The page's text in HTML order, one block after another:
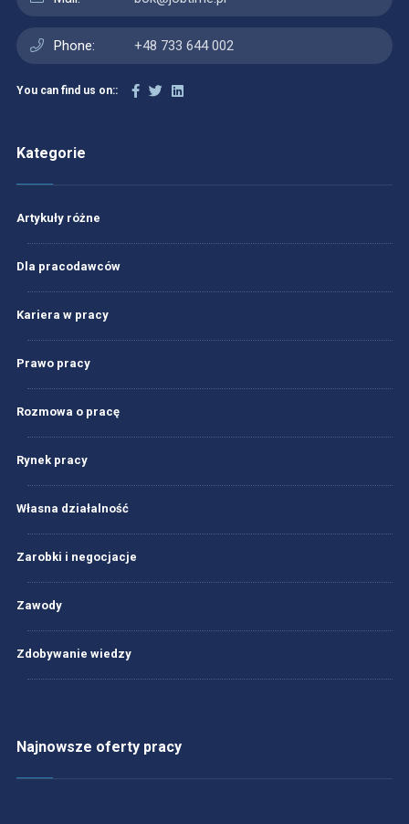
Phone: +48 733 644 002
You can find us on::
Kategorie
Artykuły różne
Dla pracodawców
Kariera w pracy
Prawo pracy
Rozmowa o pracę
Rynek pracy
Własna działalność
Zarobki i negocjacje
Zawody
Zdobywanie wiedzy
Najnowsze oferty pracy